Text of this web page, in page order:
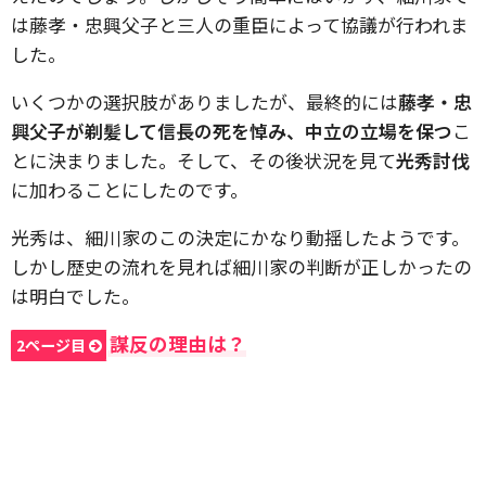
は藤孝・忠興父子と三人の重臣によって協議が行われま
した。
いくつかの選択肢がありましたが、最終的には藤孝・忠
興父子が剃髪して信長の死を悼み、中立の立場を保つこ
とに決まりました。そして、その後状況を見て光秀討伐
に加わることにしたのです。
光秀は、細川家のこの決定にかなり動揺したようです。
しかし歴史の流れを見れば細川家の判断が正しかったの
は明白でした。
2ページ目 謀反の理由は？